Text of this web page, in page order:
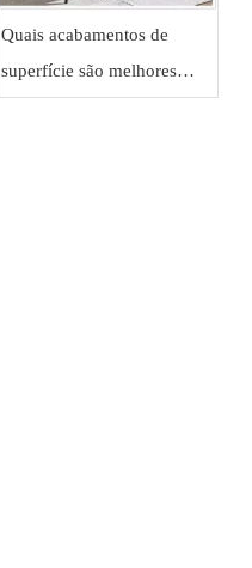
Quais acabamentos de
superfície são melhores